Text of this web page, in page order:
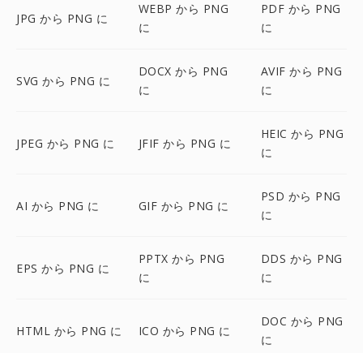
JPG から PNG に
WEBP から PNG
に
PDF から PNG
に
SVG から PNG に
DOCX から PNG
に
AVIF から PNG
に
JPEG から PNG に JFIF から PNG に
HEIC から PNG
に
AI から PNG に GIF から PNG に
PSD から PNG
に
EPS から PNG に
PPTX から PNG
に
DDS から PNG
に
HTML から PNG に ICO から PNG に
DOC から PNG
に